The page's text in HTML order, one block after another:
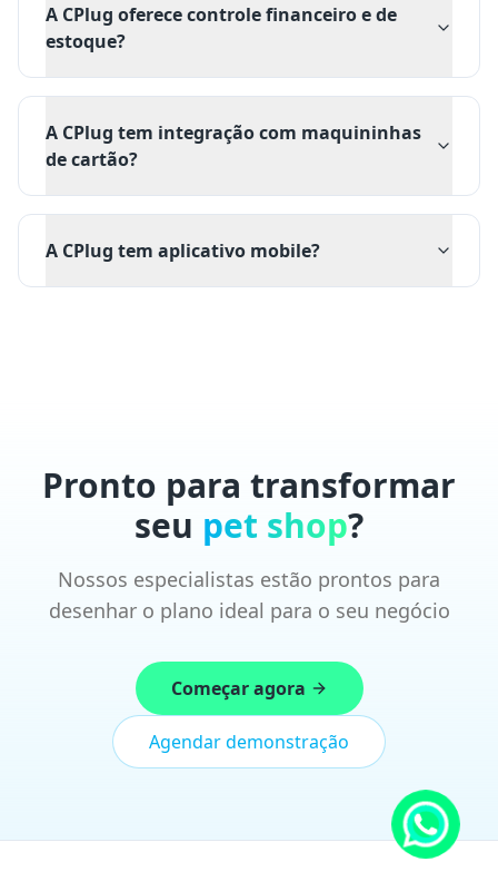
A CPlug oferece controle financeiro e de
estoque?
A CPlug tem integração com maquininhas
de cartão?
A CPlug tem aplicativo mobile?
Pronto para transformar
seu pet shop?
Nossos especialistas estão prontos para
desenhar o plano ideal para o seu negócio
Começar agora
Agendar demonstração